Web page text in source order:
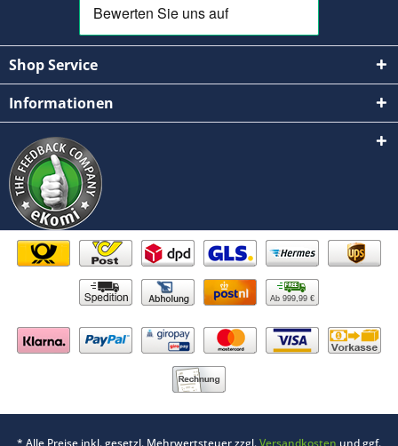
Shop Service
Informationen
Ab 999,99 €